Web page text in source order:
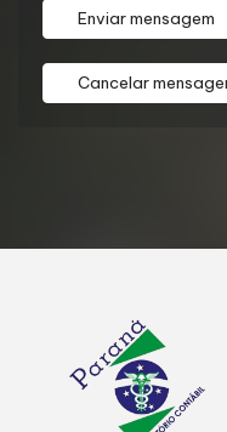
Enviar mensagem
Cancelar